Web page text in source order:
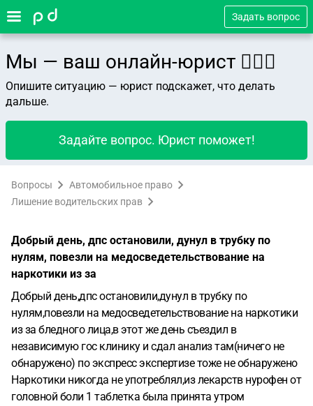
Задать вопрос
Мы — ваш онлайн-юрист 👨🏻‍⚖️
Опишите ситуацию — юрист подскажет, что делать
дальше.
Задайте вопрос. Юрист поможет!
Вопросы
Автомобильное право
Лишение водительских прав
Добрый день, дпс остановили, дунул в трубку по
нулям, повезли на медосведетельствование на
наркотики из за
Добрый день,дпс остановили,дунул в трубку по
нулям,повезли на медосведетельствование на наркотики
из за бледного лица,в этот же день съездил в
независимую гос клинику и сдал анализ там(ничего не
обнаружено) по экспресс экспертизе тоже не обнаружено
Наркотики никогда не употреблял,из лекарств нурофен от
головной боли 1 таблетка была принята утром